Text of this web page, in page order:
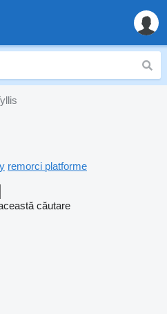
remorci platforme
căutare